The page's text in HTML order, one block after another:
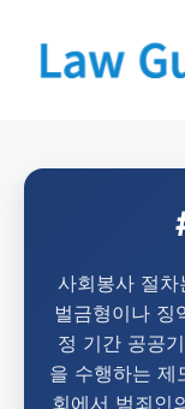
사회봉사 절
벌금형이나 징
정 기간 공공
을 수행하는 제
회에서 범죄인